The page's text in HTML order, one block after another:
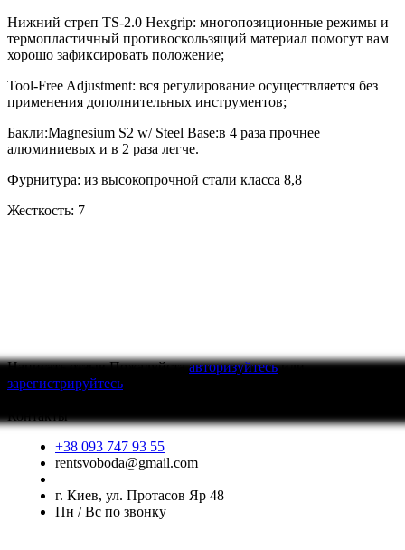
Нижний стреп TS-2.0 Hexgrip: многопозиционные режимы и
термопластичный противоскользящий материал помогут вам
хорошо зафиксировать положение;
Tool-Free Adjustment: вся регулирование осуществляется без
применения дополнительных инструментов;
Бакли:Magnesium S2 w/ Steel Base:в 4 раза прочнее
алюминиевых и в 2 раза легче.
Фурнитура: из высокопрочной стали класса 8,8
Жесткость: 7
Написать отзывПожалуйстаавторизуйтесьили
зарегистрируйтесь
Контакты
+38 093 747 93 55
rentsvoboda@gmail.com
г. Киев, ул. Протасов Яр 48
Пн / Вс по звонку